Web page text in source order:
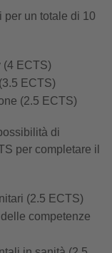
per un totale di 10
(4 ECTS)
ECTS)
(2.5 ECTS)
di
per completare il
(2.5 ECTS)
competenze